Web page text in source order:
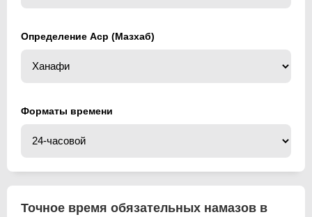
Определение Аср (Мазхаб)
Форматы времени
Точное время обязательных намазов в